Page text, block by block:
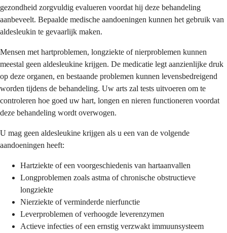
gezondheid zorgvuldig evalueren voordat hij deze behandeling
aanbeveelt. Bepaalde medische aandoeningen kunnen het gebruik van
aldesleukin te gevaarlijk maken.
Mensen met hartproblemen, longziekte of nierproblemen kunnen
meestal geen aldesleukine krijgen. De medicatie legt aanzienlijke druk
op deze organen, en bestaande problemen kunnen levensbedreigend
worden tijdens de behandeling. Uw arts zal tests uitvoeren om te
controleren hoe goed uw hart, longen en nieren functioneren voordat
deze behandeling wordt overwogen.
U mag geen aldesleukine krijgen als u een van de volgende
aandoeningen heeft:
Hartziekte of een voorgeschiedenis van hartaanvallen
Longproblemen zoals astma of chronische obstructieve
longziekte
Nierziekte of verminderde nierfunctie
Leverproblemen of verhoogde leverenzymen
Actieve infecties of een ernstig verzwakt immuunsysteem